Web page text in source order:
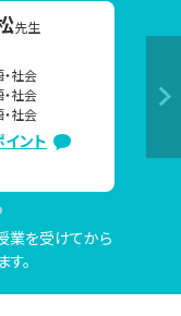
本格的に勉強を始
、夏休み中にしっ
か思うように勉強
で大丈夫か不安。
先生
理科
国語・理科
国語・理科
ント
業を受けてから
。